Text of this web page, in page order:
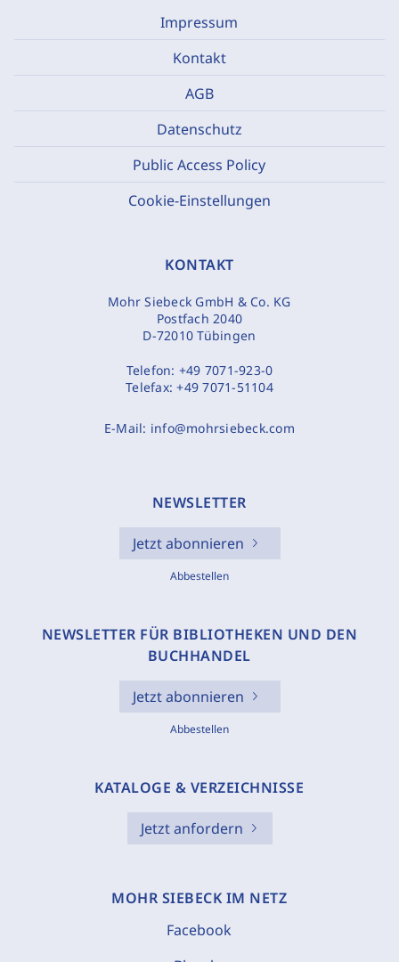
Impressum
Kontakt
AGB
Datenschutz
Public Access Policy
Cookie-Einstellungen
KONTAKT
Mohr Siebeck GmbH & Co. KG
Postfach 2040
D-72010 Tübingen
Telefon: +49 7071-923-0
Telefax:+49 7071-51104
E-Mail: info@mohrsiebeck.com
NEWSLETTER
Jetzt abonnieren
Abbestellen
NEWSLETTER FÜR BIBLIOTHEKEN UND DEN
BUCHHANDEL
Jetzt abonnieren
Abbestellen
KATALOGE & VERZEICHNISSE
Jetzt anfordern
MOHR SIEBECK IM NETZ
Facebook